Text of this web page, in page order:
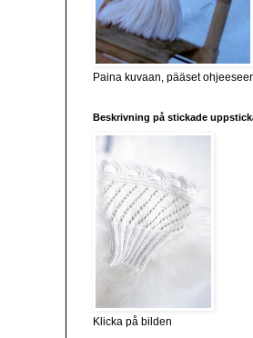
Paina kuvaan, pääset
Beskrivning på stickade
Klicka på bilden